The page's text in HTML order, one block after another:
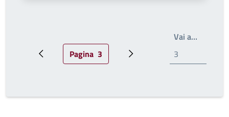
Pagina precedentePagina attuale
Pagina 3 Pagina successiva
Vai a…